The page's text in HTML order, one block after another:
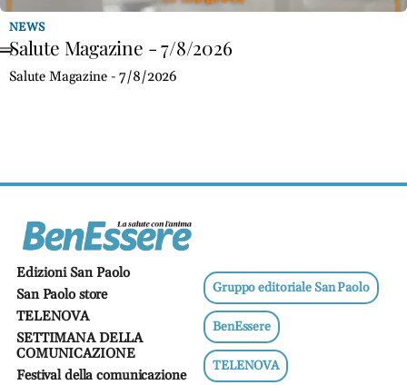
NEWS
Salute Magazine - 7/8/2026
Salute Magazine - 7/8/2026
Edizioni San Paolo
San Paolo store
TELENOVA
SETTIMANA DELLA
COMUNICAZIONE
Festival della comunicazione
Gruppo editoriale San Paolo
BenEssere
TELENOVA